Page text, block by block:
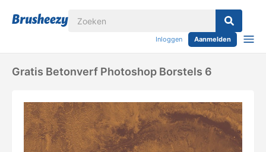
Inloggen Aanmelden
Gratis Betonverf Photoshop Borstels 6